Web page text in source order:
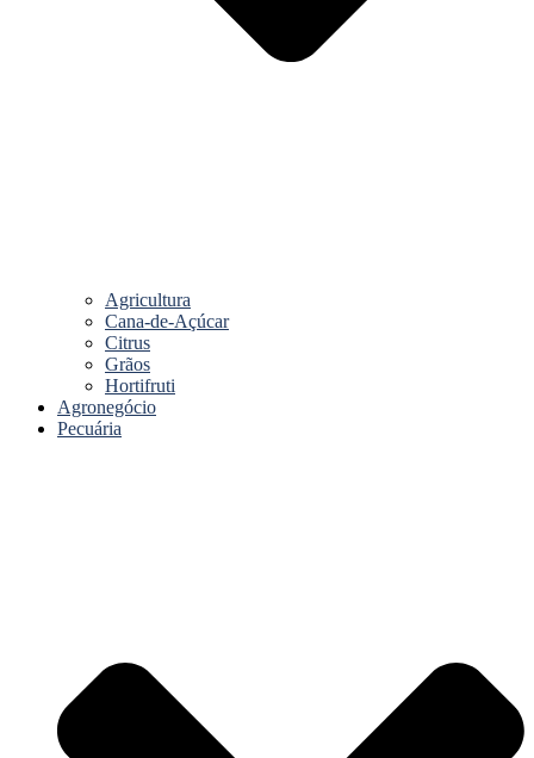
Agricultura
Cana-de-Açúcar
Citrus
Grãos
Hortifruti
Agronegócio
Pecuária